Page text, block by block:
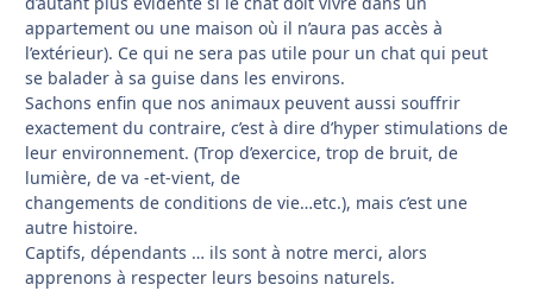
appartement ou une maison où il n’aura pas accès à
l’extérieur). Ce qui ne sera pas utile pour un chat qui peut
se balader à sa guise dans les environs.
Sachons enfin que nos animaux peuvent aussi souffrir
exactement du contraire, c’est à dire d’hyper stimulations de
leur environnement. (Trop d’exercice, trop de bruit, de
lumière, de va -et-vient, de
changements de conditions de vie…etc.), mais c’est une
autre histoire.
Captifs, dépendants … ils sont à notre merci, alors
apprenons à respecter leurs besoins naturels.